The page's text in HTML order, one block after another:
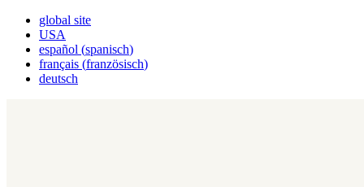
global site
USA
español (spanisch)
français (französisch)
deutsch